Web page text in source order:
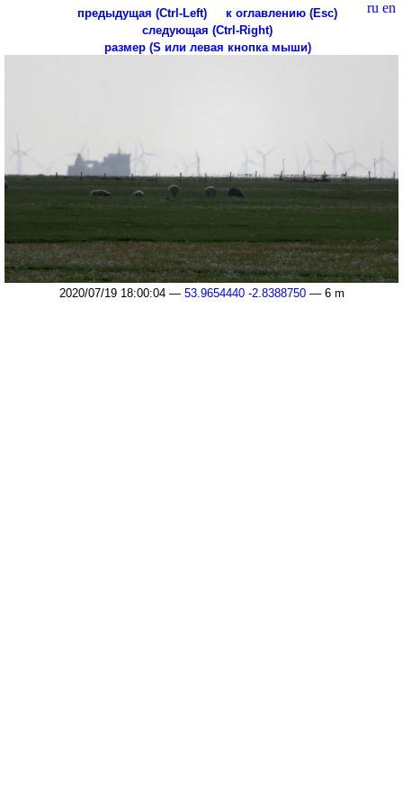
ru en
предыдущая (Ctrl-Left)
к оглавлению (Esc)
следующая (Ctrl-Right)
размер (S или левая кнопка мыши)
2020/07/19 18:00:04 — 53.9654440 -2.8388750— 6 m